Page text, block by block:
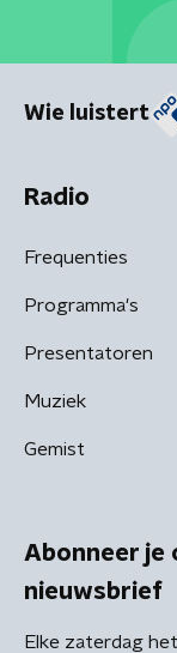
Wie luistert
Radio
Frequenties
Programma's
Presentatoren
Muziek
Gemist
Abonneer je
nieuwsbrief
Elke zaterdag